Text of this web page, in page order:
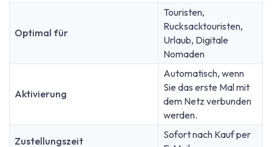
Optimal für
Touristen,
Rucksacktouristen,
Urlaub, Digitale
Nomaden
Aktivierung
Automatisch, wenn
Sie das erste Mal mit
dem Netz verbunden
werden.
Zustellungszeit
Sofort nach Kauf per